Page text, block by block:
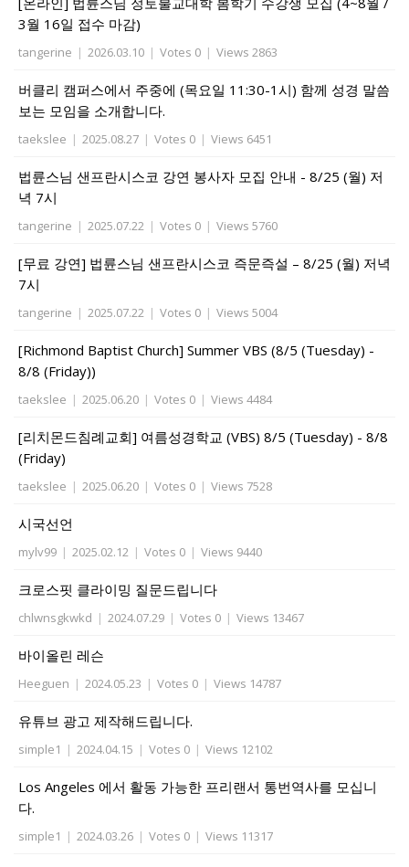
3월 16일 접수 마감)
tangerine | 2026.03.10 | Votes 0 | Views 2863
버클리 캠퍼스에서 주중에 (목요일 11:30-1시) 함께 성경 말씀
보는 모임을 소개합니다.
taekslee | 2025.08.27 | Votes 0 | Views 6451
법륜스님 샌프란시스코 강연 봉사자 모집 안내 - 8/25 (월) 저
녁 7시
tangerine | 2025.07.22 | Votes 0 | Views 5760
[무료 강연] 법륜스님 샌프란시스코 즉문즉설 – 8/25 (월) 저녁
7시
tangerine | 2025.07.22 | Votes 0 | Views 5004
[Richmond Baptist Church] Summer VBS (8/5 (Tuesday) -
8/8 (Friday))
taekslee | 2025.06.20 | Votes 0 | Views 4484
[리치몬드침례교회] 여름성경학교 (VBS) 8/5 (Tuesday) - 8/8
(Friday)
taekslee | 2025.06.20 | Votes 0 | Views 7528
시국선언
mylv99 | 2025.02.12 | Votes 0 | Views 9440
크로스핏 클라이밍 질문드립니다
chlwnsgkwkd | 2024.07.29 | Votes 0 | Views 13467
바이올린 레슨
Heeguen | 2024.05.23 | Votes 0 | Views 14787
유튜브 광고 제작해드립니다.
simple1 | 2024.04.15 | Votes 0 | Views 12102
Los Angeles 에서 활동 가능한 프리랜서 통번역사를 모십니
다.
simple1 | 2024.03.26 | Votes 0 | Views 11317